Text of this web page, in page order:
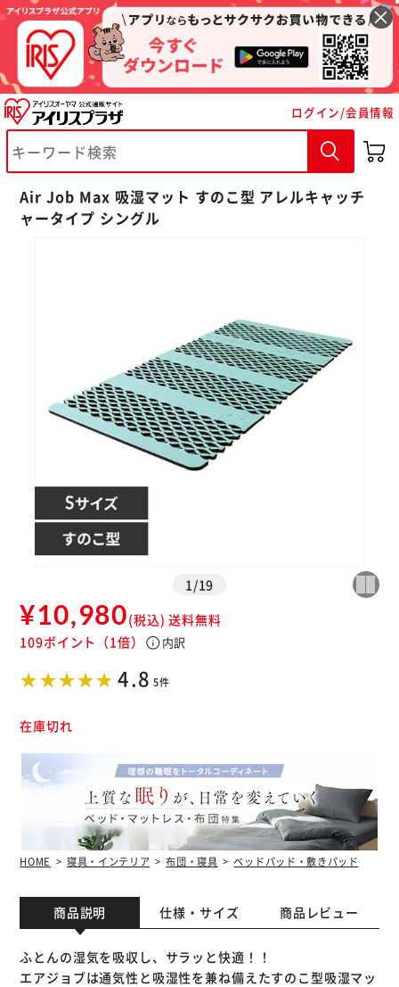
ログイン/会員情報
Air Job Max 吸湿マット すのこ型 アレルキャッチ
ャータイプ シングル
1 /19
¥10,980(税込) 送料無料
109ポイント （1倍） info内訳
4.8 5件
在庫切れ
HOME 寝具・インテリア 布団・寝具 ベッドパッド・敷きパッド
商品説明 仕様・サイズ 商品レビュー
ふとんの湿気を吸収し、サラッと快適！！
エアジョブは通気性と吸湿性を兼ね備えたすのこ型吸湿マッ
※ご確認ください